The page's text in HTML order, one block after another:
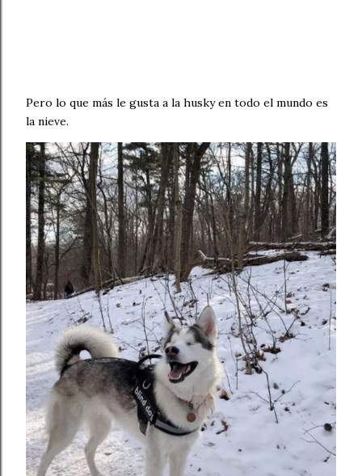
Pero lo que más le gusta a la husky en todo el mundo es
la nieve.